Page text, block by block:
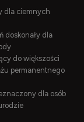
dla ciemnych
doskonały dla
do większości
permanentnego
dla osób